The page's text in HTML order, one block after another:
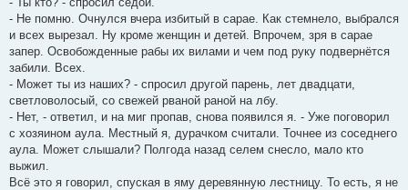
- Не помню. Очнулся вчера избитый в сарае. Как стемнело, выбрался
и всех вырезал. Ну кроме женщин и детей. Впрочем, зря в сарае
запер. Освобожденные рабы их вилами и чем под руку подвернётся
забили. Всех.
- Может ты из наших? - спросил другой парень, лет двадцати,
светловолосый, со свежей рваной раной на лбу.
- Нет, - ответил, и на миг пропав, снова появился я. - Уже поговорил
с хозяином аула. Местный я, дурачком считали. Точнее из соседнего
аула. Может слышали? Полгода назад селем снесло, мало кто
выжил.
Всё это я говорил, спуская в яму деревянную лестницу. То есть, я не